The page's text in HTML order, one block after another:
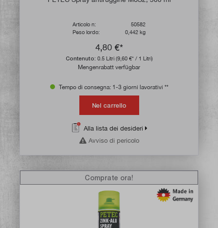
Articolo n:
50582
Peso lordo:
0,442 kg
4,80 €*
Contenuto: 0.5 Litri (9,60 €* / 1 Litri)
Mengenrabatt verfügbar
Tempo di consegna: 1-3 giorni lavorativi **
Nel carrello
Alla lista dei desideri
Avviso di pericolo
Comprate ora!